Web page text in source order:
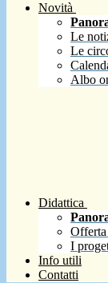
Novità
Le
Le
Albo
Didattica
I
Info utili
Contatti